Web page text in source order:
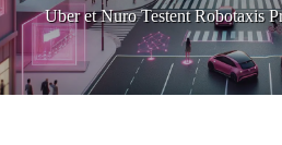
Uber et Nuro Testent Robotaxis